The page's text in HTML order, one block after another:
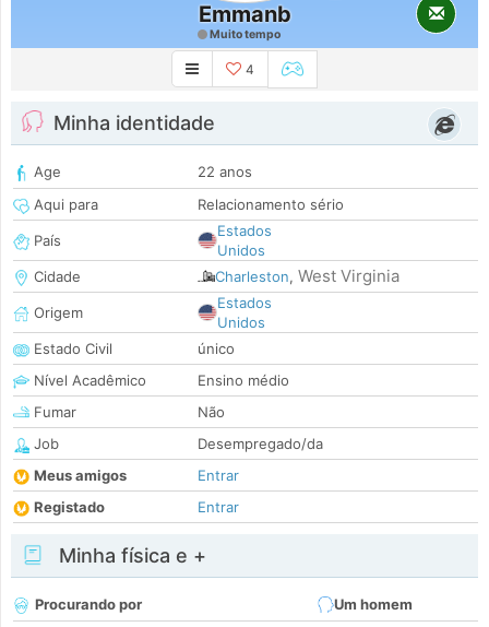
Emmanb
Muito tempo
4
Minha identidade
Age
22 anos
Aqui para
Relacionamento sério
País
Estados
Unidos
Cidade
Charleston, West Virginia
Origem
Estados
Unidos
Estado Civil
único
Nível Acadêmico
Ensino médio
Fumar
Não
Job
Desempregado/da
Meus amigos
Entrar
Registado
Entrar
Minha física e +
Procurando por
Um homem